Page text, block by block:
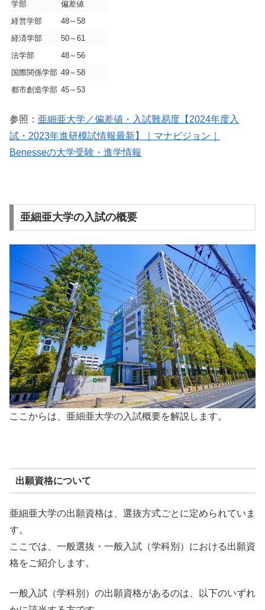
学部
偏差値
経営学部
48～58
経済学部
50～61
法学部
48～56
国際関係学部 49～58
都市創造学部 45～53
参照： 亜細亜大学／偏差値・入試難易度【2024年度入
試・2023年進研模試情報最新】｜マナビジョン｜
Benesseの大学受験・進学情報
亜細亜大学の入試の概要
ここからは、亜細亜大学の入試概要を解説します。
出願資格について
亜細亜大学の出願資格は、選抜方式ごとに定められていま
す。
ここでは、一般選抜・一般入試（学科別）における出願資
格をご紹介します。
一般入試（学科別）の出願資格があるのは、以下のいずれ